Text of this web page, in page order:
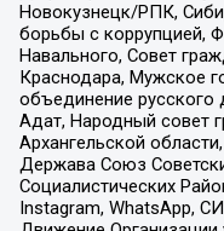
Новокузнецк/РПК,
борьбы с коррупцией,
Навального, Совет
Краснодара, Мужское
объединение
Адат, Народный совет
Архангельской
Держава Союз
Социалистических
Instagram, WhatsApp,